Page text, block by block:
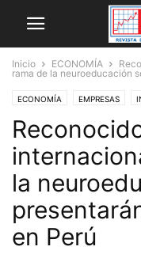
Inicio ECONOMÍA
rama de la neuroeducación
ECONOMÍA EMPRESAS
NOVEDADES
la
en Perú